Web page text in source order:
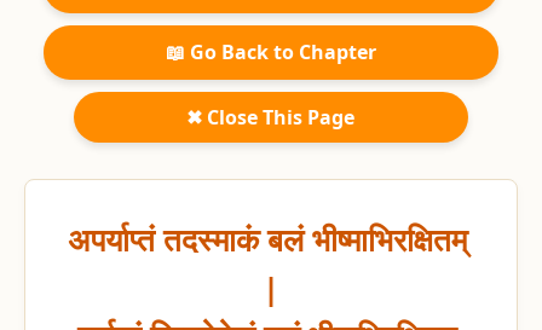
📖 Go Back to Chapter
✖ Close This Page
अपर्याप्तं तदस्माकं बलं भीष्माभिरक्षितम्
|